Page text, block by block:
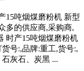
15吨烟煤磨粉机 新型
多的供应商,采购商,
时产15吨烟煤磨粉机
号:,品牌:重工,货号:,
灰石、炭黑 ...